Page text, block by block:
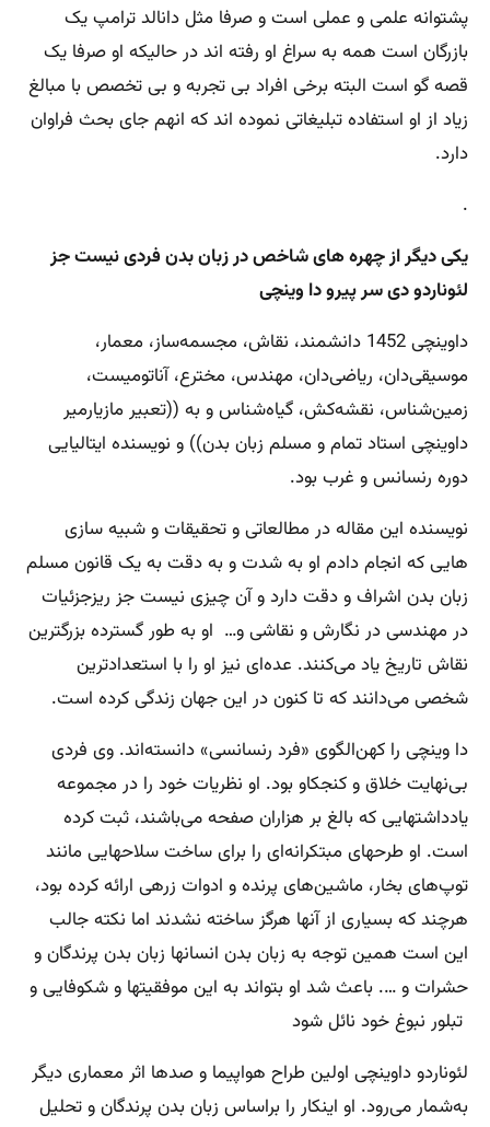
پشتوانه علمی و عملی است و صرفا مثل دانالد ترامپ یک
بازرگان است همه به سراغ او رفته اند در حالیکه او صرفا یک
قصه گو است البته برخی افراد بی تجربه و بی تخصص با مبالغ
زیاد از او استفاده تبلیغاتی نموده اند که انهم جای بحث فراوان
دارد.
.
یکی دیگر از چهره های شاخص در زبان بدن فردی نیست جز
لئوناردو دی سر پیرو دا وینچی
داوینچی 1452 دانشمند، نقاش، مجسمه‌ساز، معمار،
موسیقی‌دان، ریاضی‌دان، مهندس، مخترع، آناتومیست،
زمین‌شناس، نقشه‌کش، گیاه‌شناس و به ((تعبیر مازیارمیر
داوینچی استاد تمام و مسلم زبان بدن)) و نویسنده ایتالیایی
دوره رنسانس و غرب بود.
نویسنده این مقاله در مطالعاتی و تحقیقات و شبیه سازی
هایی که انجام دادم او به شدت و به دقت به یک قانون مسلم
زبان بدن اشراف و دقت دارد و آن چیزی نیست جز ریزجزئیات
در مهندسی در نگارش و نقاشی و… او به طور گسترده بزرگترین
نقاش تاریخ یاد می‌کنند. عده‌ای نیز او را با استعدادترین
شخصی می‌دانند که تا کنون در این جهان زندگی کرده است.
دا وینچی را کهن‌الگوی «فرد رنسانسی» دانسته‌اند. وی فردی
بی‌نهایت خلاق و کنجکاو بود. او نظریات خود را در مجموعه
یادداشتهایی که بالغ بر هزاران صفحه می‌باشند، ثبت کرده
است. او طرحهای مبتکرانه‌ای را برای ساخت سلاحهایی مانند
توپ‌های بخار، ماشین‌های پرنده و ادوات زرهی ارائه کرده بود،
هرچند که بسیاری از آنها هرگز ساخته نشدند اما نکته جالب
این است همین توجه به زبان بدن انسانها زبان بدن پرندگان و
حشرات و …. باعث شد او بتواند به این موفقیتها و شکوفایی و
تبلور نبوغ خود نائل شود
لئوناردو داوینچی اولین طراح هواپیما و صدها اثر معماری دیگر
به‌شمار می‌رود. او اینکار را براساس زبان بدن پرندگان و تحلیل